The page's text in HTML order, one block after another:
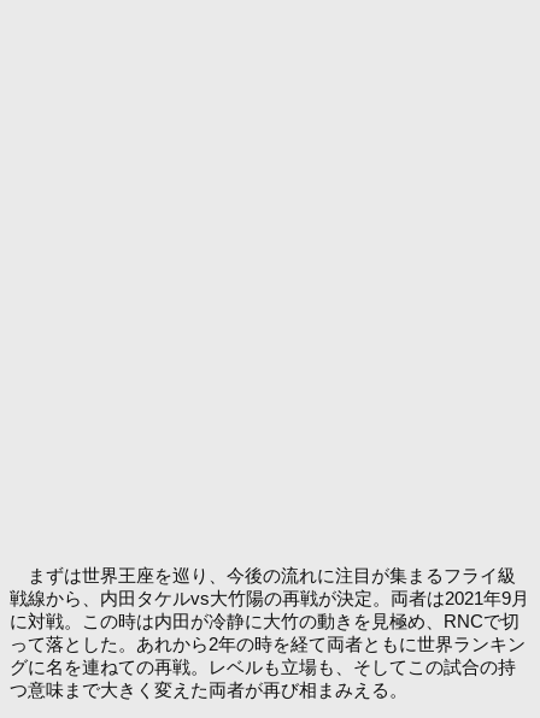
まずは世界王座を巡り、今後の流れに注目が集まるフライ級
戦線から、内田タケルvs大竹陽の再戦が決定。両者は2021年9月
に対戦。この時は内田が冷静に大竹の動きを見極め、RNCで切
って落とした。あれから2年の時を経て両者ともに世界ランキン
グに名を連ねての再戦。レベルも立場も、そしてこの試合の持
つ意味まで大きく変えた両者が再び相まみえる。